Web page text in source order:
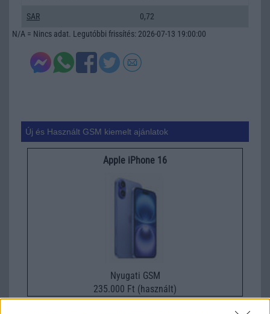
SAR
0,72
N/A = Nincs adat. Legutóbbi frissítés: 2026-07-13 19:00:00
Új és Használt GSM kiemelt ajánlatok
Apple iPhone 16
Nyugati GSM
235.000 Ft (használt)